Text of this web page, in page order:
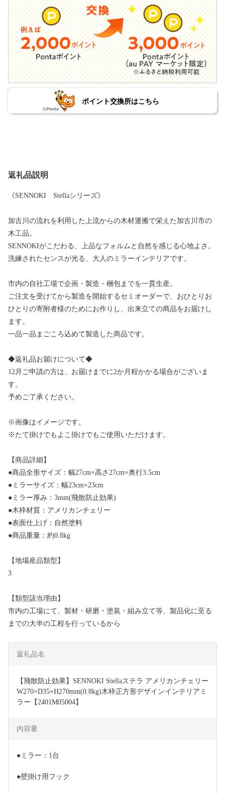
ポイント交換所はこちら
返礼品説明
《SENNOKI Stellaシリーズ》
加古川の流れを利用した上流からの木材運搬で栄えた加古川市の
木工品。
SENNOKIがこだわる、上品なフォルムと自然を感じる心地よさ。
洗練されたセンスが光る、大人のミラーインテリアです。
市内の自社工場で企画・製造・梱包までを一貫生産。
ご注文を受けてから製造を開始するセミオーダーで、おひとりお
ひとりの寄附者様のためにお作りし、出来立ての商品をお届けし
ます。
一品一品まごころ込めて製造した商品です。
◆返礼品お届けについて◆
12月ご申請の方は、お届けまでに2か月程かかる場合がございま
す。
予めご了承ください。
※画像はイメージです。
※たて掛けでもよこ掛けでもご使用いただけます。
【商品詳細】
●商品全形サイズ：幅27cm×高さ27cm×奥行3.5cm
●ミラーサイズ：幅23cm×23cm
●ミラー厚み：3mm(飛散防止効果)
●木枠材質：アメリカンチェリー
●表面仕上げ：自然塗料
●商品重量：約0.8kg
【地場産品類型】
3
【類型該当理由】
市内の工場にて、製材・研磨・塗装・組み立て等、製品化に至る
までの大半の工程を行っているから
返礼品名
【飛散防止効果】SENNOKI Stellaステラ アメリカンチェリー
W270×D35×H270mm(0.8kg)木枠正方形デザインインテリアミ
ラー【2401M05004】
内容量
●ミラー：1台
●壁掛け用フック